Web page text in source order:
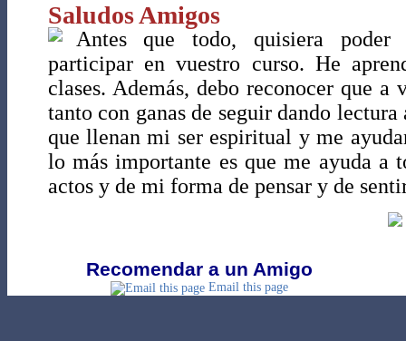
Saludos Amigos
Antes que todo, quisiera poder
participar en vuestro curso. He
clases. Además, debo reconocer que a
tanto con ganas de seguir dando
que llenan mi ser espiritual y me
lo más importante es que me ayuda a
actos y de mi forma de pensar y de
Recomendar a un Amigo
Email this page